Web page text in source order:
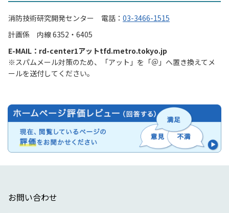
消防技術研究開発センター 電話： 03-3466-1515
計画係 内線 6352・6405
E-MAIL：rd-center1アットtfd.metro.tokyo.jp
※スパムメール対策のため、「アット」を「＠」へ置き換えてメ
ールを送付してください。
お問い合わせ